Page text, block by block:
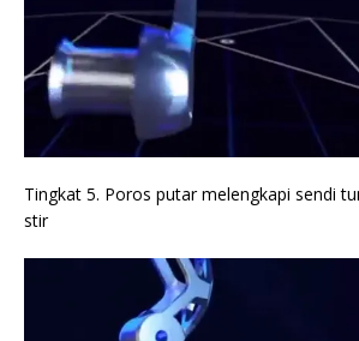
Tingkat 5. Poros putar melengkapi sendi
stir